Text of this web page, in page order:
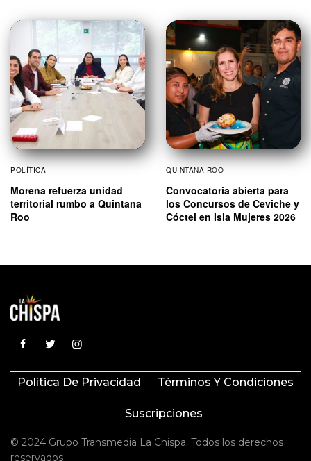
POLÍTICA
Morena refuerza unidad
territorial rumbo a Quintana
Roo
QUINTANA ROO
Convocatoria abierta para
los Concursos de Ceviche y
Cóctel en Isla Mujeres 2026
Política De Privacidad Términos Y Condiciones
Suscripciones
© 2024 Grupo Transmedia La Chispa. Todos los derechos
reservados